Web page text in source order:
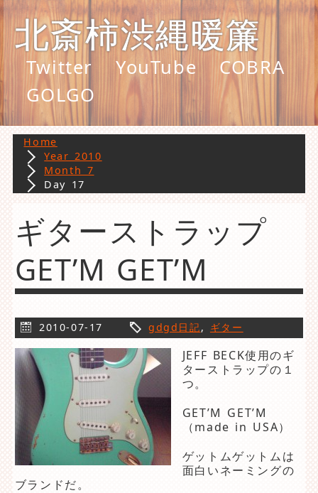
北斎柿渋縄暖簾
Twitter YouTube
COBRA
GOLGO
Home
Year 2010
Month 7
Day 17
ギターストラップ
GET’M GET’M
2010-07-17 gdgd日記, ギター
JEFF BECK使用のギ
ターストラップの１
つ。
GET’M GET’M
（made in USA）
ゲットムゲットムは
面白いネーミングの
ブランドだ。